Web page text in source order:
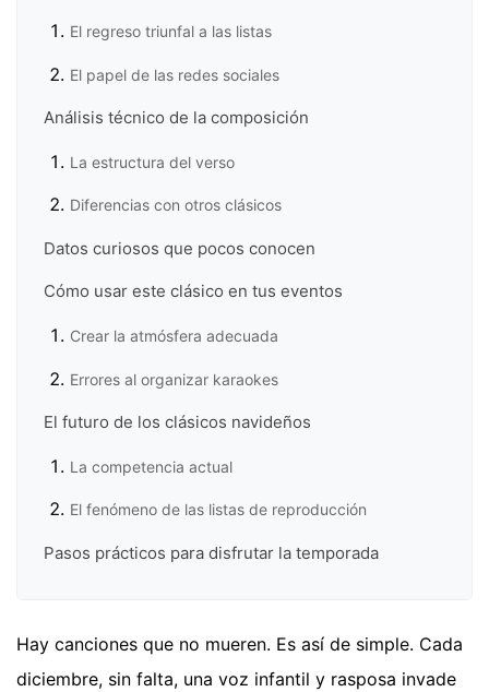
El regreso triunfal a las listas
El papel de las redes sociales
Análisis técnico de la composición
La estructura del verso
Diferencias con otros clásicos
Datos curiosos que pocos conocen
Cómo usar este clásico en tus eventos
Crear la atmósfera adecuada
Errores al organizar karaokes
El futuro de los clásicos navideños
La competencia actual
El fenómeno de las listas de reproducción
Pasos prácticos para disfrutar la temporada
Hay canciones que no mueren. Es así de simple. Cada
diciembre, sin falta, una voz infantil y rasposa invade